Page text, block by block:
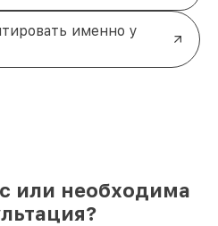
именно у
или необходима